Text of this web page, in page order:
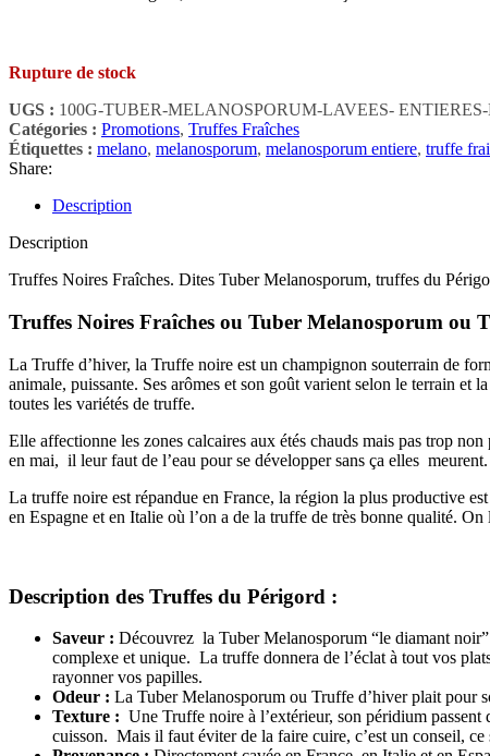
Rupture de stock
UGS : 100G-TUBER-MELANOSPORUM-LAVEES-
Catégories : Promotions, Truffes Fraîches
Étiquettes : melano, melanosporum, melanosporum entiere, truffe
Share:
Description
Description
Truffes Noires Fraîches. Dites Tuber Melanosporum, truffes du
Truffes Noires Fraîches ou Tuber Melanosporum ou
La Truffe d’hiver, la Truffe noire est un champignon souterrain de
animale, puissante. Ses arômes et son goût varient selon le terrain et
toutes les variétés de truffe.
Elle affectionne les zones calcaires aux étés chauds mais pas trop
en mai, il leur faut de l’eau pour se développer sans ça elles
La truffe noire est répandue en France, la région la plus productive
en Espagne et en Italie où l’on a de la truffe de très bonne qualité.
Description des Truffes du Périgord :
Saveur : Découvrez la Tuber Melanosporum “le diamant
complexe et unique. La truffe donnera de l’éclat à tout vos
rayonner vos papilles.
Odeur : La Tuber Melanosporum ou Truffe d’hiver plait pour
Texture : Une Truffe noire à l’extérieur, son péridium
cuisson. Mais il faut éviter de la faire cuire, c’est un conseil, ce